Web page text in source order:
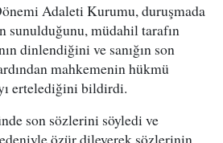
Adaleti Kurumu, duruşmada
sunulduğunu, müdahil tarafın
dinlendiğini ve sanığın son
mahkemenin hükmü
ertelediğini bildirdi.
son sözlerini söyledi ve
özür dileyerek sözlerinin